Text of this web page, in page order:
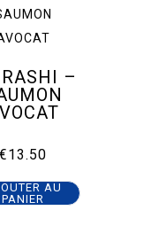
–
€13.50
AU
PANIER